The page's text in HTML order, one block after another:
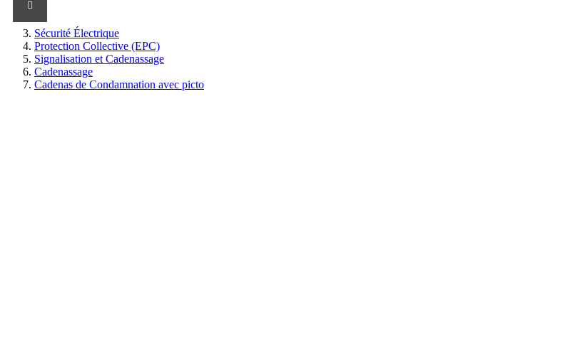
Sécurité Électrique
Protection Collective (EPC)
Signalisation et Cadenassage
Cadenassage
Cadenas de Condamnation avec picto